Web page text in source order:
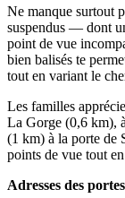
Ne manque surtout
suspendus — dont
point de vue
bien balisés te
tout en variant le
Les familles
La Gorge (0,6 km),
(1 km) à la porte de
points de vue tout
Adresses des